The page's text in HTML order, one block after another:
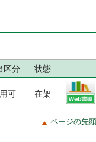
区分 状態
可 在架
ページの先